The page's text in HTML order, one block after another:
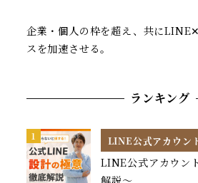
企業・個人の枠を超え、共に
スを加速させる。
ランキング
LINE公式アカウン
LINE公式アカウン